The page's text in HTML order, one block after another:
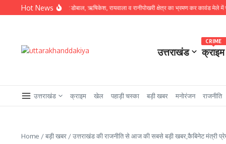
Skip to content
Hot News
पर उतरे SSP प्रमेंद्र डोबाल, ऋषिकेश, रायवाला व रानीपोखरी क्षेत्र का भ्रमण कर कावंड मेले में पुलिस
उत्तराखंड क्राइम
CRIME
उत्तराखंड क्राइम खेल पहाड़ी चस्का बड़ी खबर मनोरंजन राजनीति
Home /बड़ी खबर /उत्तराखंड की राजनीति से आज की सबसे बड़ी खबर,कैबिनेट मंत्री